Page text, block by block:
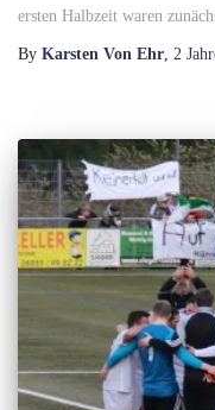
ersten Halbzeit waren
By Karsten Von Ehr 2